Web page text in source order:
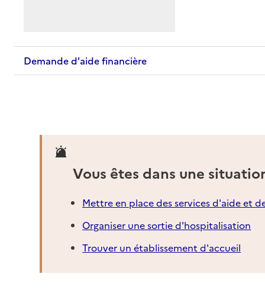
Demande d'aide financière
Vous êtes dans une
Mettre en place des services d'aide et
Organiser une sortie d'hospitalisation
Trouver un établissement d'accueil